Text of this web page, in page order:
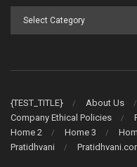
{TEST_TITLE} About Us
Company Ethical Policies
Home 2
Home 3
Pratidhvani